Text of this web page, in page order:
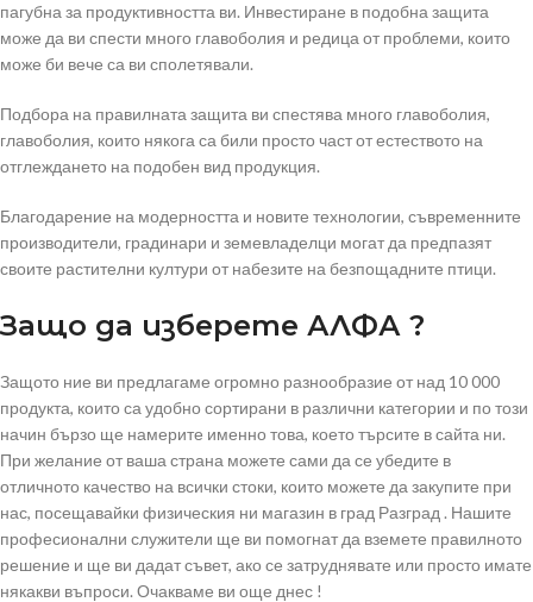
пагубна за продуктивността ви. Инвестиране в подобна защита
може да ви спести много главоболия и редица от проблеми, които
може би вече са ви сполетявали.
Подбора на правилната защита ви спестява много главоболия,
главоболия, които някога са били просто част от естеството на
отглеждането на подобен вид продукция.
Благодарение на модерността и новите технологии, съвременните
производители, градинари и земевладелци могат да предпазят
своите растителни култури от набезите на безпощадните птици.
Защо да изберете АЛФА ?
Защото ние ви предлагаме огромно разнообразие от над 10 000
продукта, които са удобно сортирани в различни категории и по този
начин бързо ще намерите именно това, което търсите в сайта ни.
При желание от ваша страна можете сами да се убедите в
отличното качество на всички стоки, които можете да закупите при
нас, посещавайки физическия ни магазин в град Разград . Нашите
професионални служители ще ви помогнат да вземете правилното
решение и ще ви дадат съвет, ако се затруднявате или просто имате
някакви въпроси. Очакваме ви още днес !